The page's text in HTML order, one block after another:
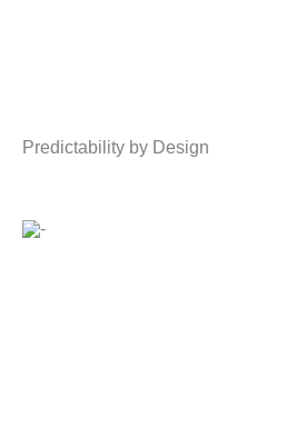
Predictability by Design